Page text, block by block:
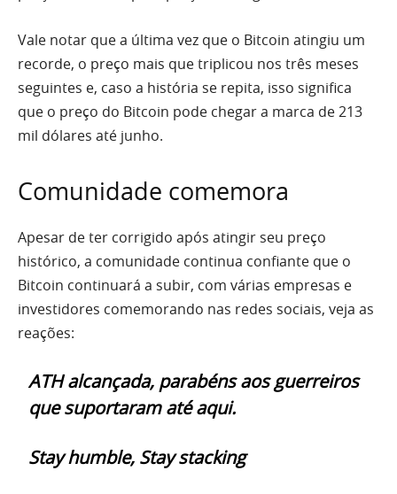
Vale notar que a última vez que o Bitcoin atingiu um
recorde, o preço mais que triplicou nos três meses
seguintes e, caso a história se repita, isso significa
que o preço do Bitcoin pode chegar a marca de 213
mil dólares até junho.
Comunidade comemora
Apesar de ter corrigido após atingir seu preço
histórico, a comunidade continua confiante que o
Bitcoin continuará a subir, com várias empresas e
investidores comemorando nas redes sociais, veja as
reações:
ATH alcançada, parabéns aos guerreiros
que suportaram até aqui.
Stay humble, Stay stacking